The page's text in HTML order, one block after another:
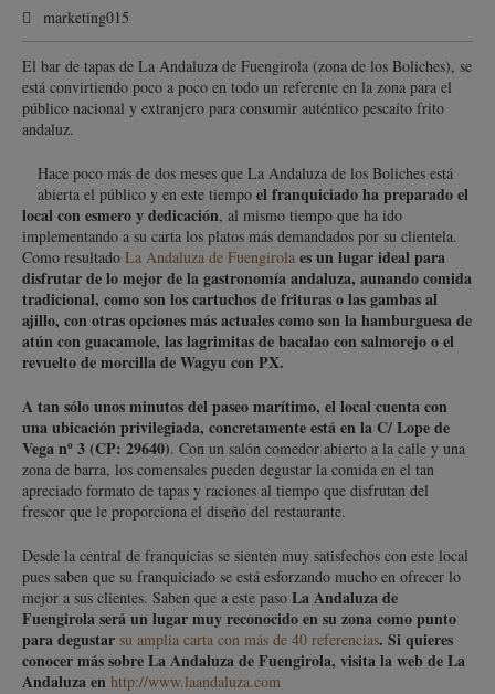
marketing015
El bar de tapas de La Andaluza de Fuengirola (zona de los Boliches), se
está convirtiendo poco a poco en todo un referente en la zona para el
público nacional y extranjero para consumir auténtico pescaíto frito
andaluz.
Hace poco más de dos meses que La Andaluza de los Boliches está
abierta el público y en este tiempo el franquiciado ha preparado el
local con esmero y dedicación, al mismo tiempo que ha ido
implementando a su carta los platos más demandados por su clientela.
Como resultado La Andaluza de Fuengirola es un lugar ideal para
disfrutar de lo mejor de la gastronomía andaluza, aunando comida
tradicional, como son los cartuchos de frituras o las gambas al
ajillo, con otras opciones más actuales como son la hamburguesa de
atún con guacamole, las lagrimitas de bacalao con salmorejo o el
revuelto de morcilla de Wagyu con PX.
A tan sólo unos minutos del paseo marítimo, el local cuenta con
una ubicación privilegiada, concretamente está en la C/ Lope de
Vega nº 3 (CP: 29640). Con un salón comedor abierto a la calle y una
zona de barra, los comensales pueden degustar la comida en el tan
apreciado formato de tapas y raciones al tiempo que disfrutan del
frescor que le proporciona el diseño del restaurante.
Desde la central de franquicias se sienten muy satisfechos con este local
pues saben que su franquiciado se está esforzando mucho en ofrecer lo
mejor a sus clientes. Saben que a este paso La Andaluza de
Fuengirola será un lugar muy reconocido en su zona como punto
para degustar su amplia carta con más de 40 referencias. Si quieres
conocer más sobre La Andaluza de Fuengirola, visita la web de La
Andaluza en http://www.laandaluza.com